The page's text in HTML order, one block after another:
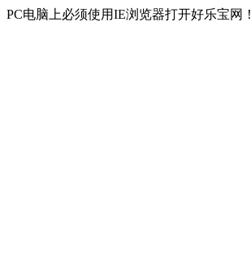
PC电脑上必须使用IE浏览器打开好乐宝网！